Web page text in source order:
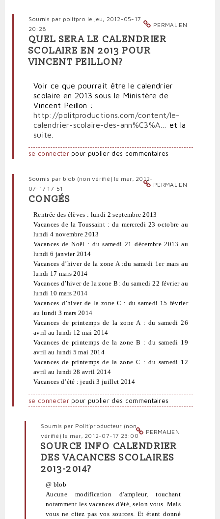
PERMALIEN
Soumis par politpro le jeu, 2012-05-17
20:28
QUEL SERA LE CALENDRIER
SCOLAIRE EN 2013 POUR
VINCENT PEILLON?
Voir ce que pourrait être le calendrier
scolaire en 2013 sous le Ministère de
Vincent Peillon :
http://politproductions.com/content/le-
calendrier-scolaire-des-ann%C3%A…
et la
suite
se connecterpour publier des commentaires
PERMALIEN
Soumis par blob (non vérifié) le mar, 2012-
07-17 17:51
CONGÉS
Rentrée des élèves : lundi 2 septembre 2013
Vacances de la Toussaint : du mercredi 23 octobre au
lundi 4 novembre 2013
Vacances de Noël : du samedi 21 décembre 2013 au
lundi 6 janvier 2014
Vacances d’hiver de la zone A :du samedi 1er mars au
lundi 17 mars 2014
Vacances d’hiver de la zone B: du samedi 22 février au
lundi 10 mars 2014
Vacances d’hiver de la zone C : du samedi 15 février
au lundi 3 mars 2014
Vacances de printemps de la zone A : du samedi 26
avril au lundi 12 mai 2014
Vacances de printemps de la zone B : du samedi 19
avril au lundi 5 mai 2014
Vacances de printemps de la zone C : du samedi 12
avril au lundi 28 avril 2014
Vacances d’été : jeudi 3 juillet 2014
se connecterpour publier des commentaires
PERMALIEN
Soumis par Polit'producteur (non
vérifié) le mar, 2012-07-17 23:00
En
réponse
à
Congés
par
SOURCE INFO CALENDRIER
DES VACANCES SCOLAIRES
2013-2014?
@ blob
Aucune modification d'ampleur, touchant
notamment les vacances d'été, selon vous. Mais
vous ne citez pas vos sources. Et étant donné